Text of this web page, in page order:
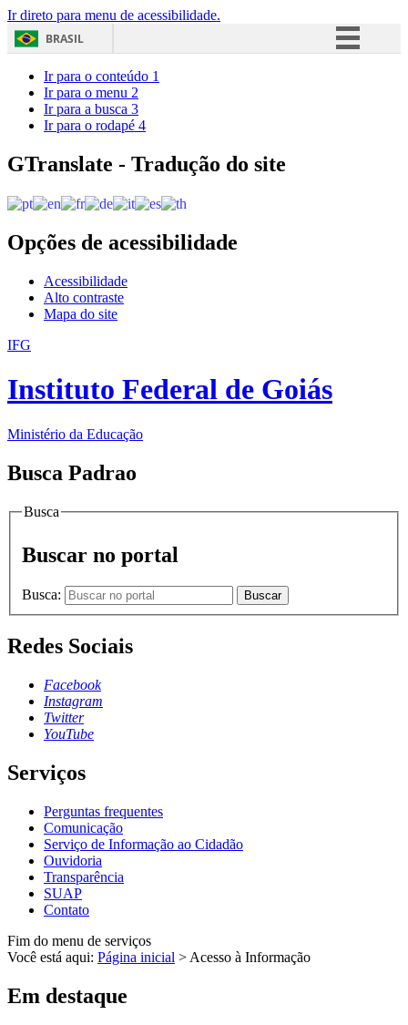
Ir direto para menu de acessibilidade.
BRASIL
Acesso à informação
Ir para o conteúdo 1
Ir para o menu 2
Ir para a busca 3
Ir para o rodapé 4
GTranslate - Tradução do site
Opções de acessibilidade
Acessibilidade
Alto contraste
Mapa do site
IFG
Instituto Federal de Goiás
Ministério da Educação
Busca Padrao
Busca
Buscar no portal
Busca: Buscar
Redes Sociais
Facebook
Instagram
Twitter
YouTube
Serviços
Perguntas frequentes
Comunicação
Serviço de Informação ao Cidadão
Ouvidoria
Transparência
SUAP
Contato
Fim do menu de serviços
Você está aqui: Página inicial > Acesso à Informação
Em destaque